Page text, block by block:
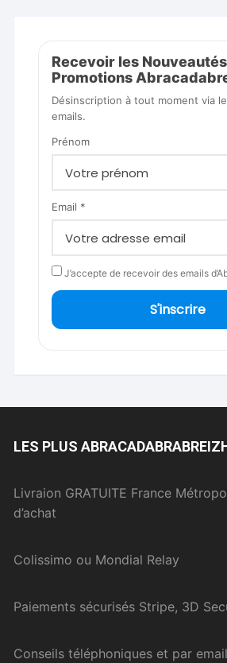
Recevoir les
Promotions
Désinscription à tout moment via
emails.
Prénom
Email *
J’accepte de recevoir des emails
S'inscrire
LES PLUS
Livraion GRATUITE France
d’achat
Colissimo ou Mondial Relay
Paiements sécurisés Stripe, 3D
Conseils téléphoniques et par email